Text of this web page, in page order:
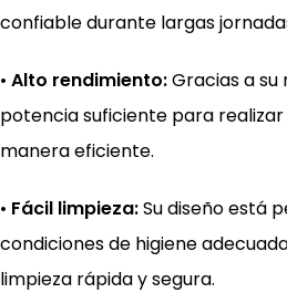
confiable durante largas
• Alto rendimiento:Gracias a
potencia suficiente para
manera eficiente.
• Fácil limpieza:Su diseño está
condiciones de higiene
limpieza rápida y segura.